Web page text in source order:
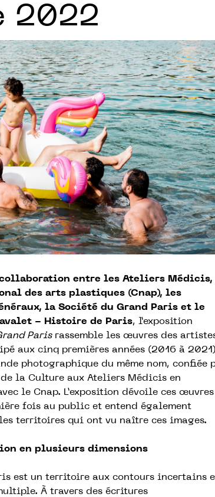
2022
collaboration entre les Ateliers Médicis,
des arts plastiques (Cnap), les
la Société du Grand Paris et le
- Histoire de Paris, l’exposition
Parisrassemble les œuvres des
aux cinq premières années (2016 à 2021)
photographique du même nom, confiée
la Culture aux Ateliers Médicis en
le Cnap. L’exposition dévoile ces œuvres
fois au public et entend également
territoires qui ont vu naître ces images.
en plusieurs dimensions
est un territoire aux contours incertains
À travers des écritures